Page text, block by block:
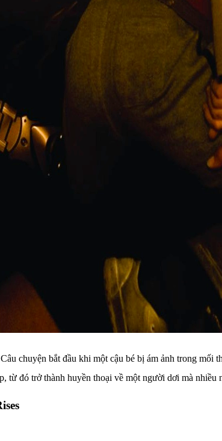
chuyện bắt đầu khi một cậu bé bị ám ảnh trong mối
từ đó trở thành huyền thoại về một người dơi mà nhiều